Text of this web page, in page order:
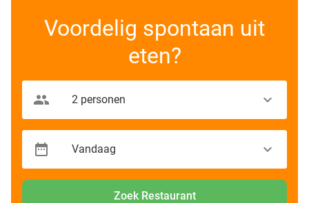
Voordelig spontaan uit
eten?
Zoek Restaurant